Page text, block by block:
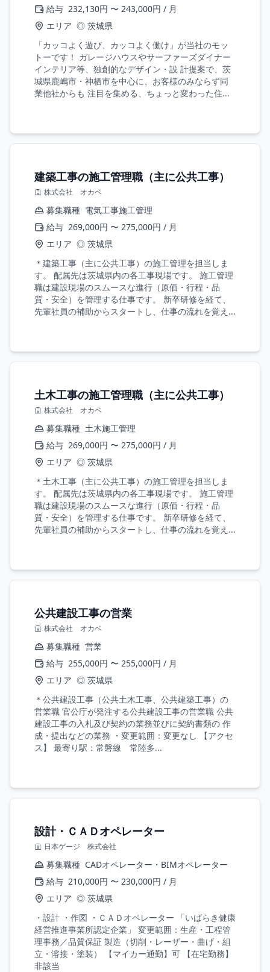
給与 232,130円 〜 243,000円 / 月
エリア ◎ 茨城県
「カッコよく遊び、カッコよく働け」が当社のモッ
トーです！ ガレージハウスやサーファーズダイナー
インテリア等、独創的なデザイン・設 計提案で、茨
城県鹿嶋市・神栖市を中心に、お客様のみならず同
業他社からも 注目を集める、ちょっと変わった住...
建築工事の施工管理職（主に公共工事）
株式会社 オカベ
募集職種 電気工事施工管理
給与 269,000円 〜 275,000円 / 月
エリア ◎ 茨城県
＊建築工事（主に公共工事）の施工管理を担当しま
す。 配属先は茨城県内の各工事現場です。 施工管理
職は建設現場のスムースな進行（原価・行程・品
質・安全）を管理する仕事です。 新卒研修を経て、
先輩社員の補助からスタートし、仕事の流れを覚え...
土木工事の施工管理職（主に公共工事）
株式会社 オカベ
募集職種 土木施工管理
給与 269,000円 〜 275,000円 / 月
エリア ◎ 茨城県
＊土木工事（主に公共工事）の施工管理を担当しま
す。 配属先は茨城県内の各工事現場です。 施工管理
職は建設現場のスムースな進行（原価・行程・品
質・安全）を管理する仕事です。 新卒研修を経て、
先輩社員の補助からスタートし、仕事の流れを覚え...
公共建設工事の営業
株式会社 オカベ
募集職種 営業
給与 255,000円 〜 255,000円 / 月
エリア ◎ 茨城県
＊公共建設工事（公共土木工事、公共建築工事）の
営業職 官公庁が発注する公共建設工事の営業職 公共
建設工事の入札及び契約の業務並びに契約書類の 作
成・提出などの業務 ・変更範囲：変更なし 【アクセ
ス】 最寄り駅：常磐線 常陸多...
設計・ＣＡＤオペレーター
日本ゲージ 株式会社
募集職種 CADオペレーター・BIMオペレーター
給与 210,000円 〜 230,000円 / 月
エリア ◎ 茨城県
・設計 ・作図 ・ＣＡＤオペレーター 「いばらき健康
経営推進事業所認定企業」 変更範囲：生産・工程管
理事務／品質保証 製造（切削・レーザー・曲げ・組
立・溶接・塗装） 【マイカー通勤】可 【在宅勤務】
非該当